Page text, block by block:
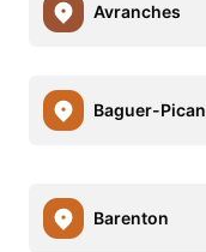
Avranches
Baguer-Pican
Barenton